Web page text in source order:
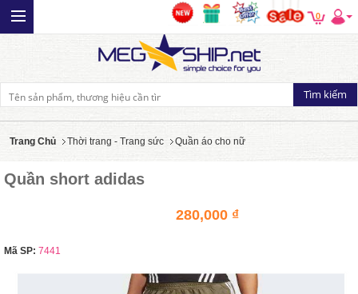
0
Trang Chủ Thời trang - Trang sức Quần áo cho nữ
Quần short adidas
280,000 ₫
Mã SP: 7441